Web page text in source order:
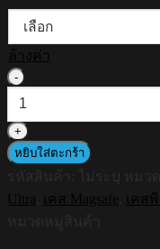
ล้างค่า
SHIELD
Magsafe
Shockproof
Case
Yorkshire
หยิบใส่ตะกร้า
Ultra
เคส Magsafe
เคส